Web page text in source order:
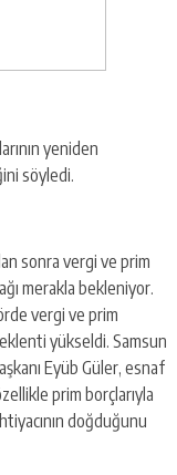
yeniden
söyledi.
sonra vergi ve prim
merakla bekleniyor.
vergi ve prim
yükseldi. Samsun
Eyüb Güler, esnaf
prim borçlarıyla
doğduğunu